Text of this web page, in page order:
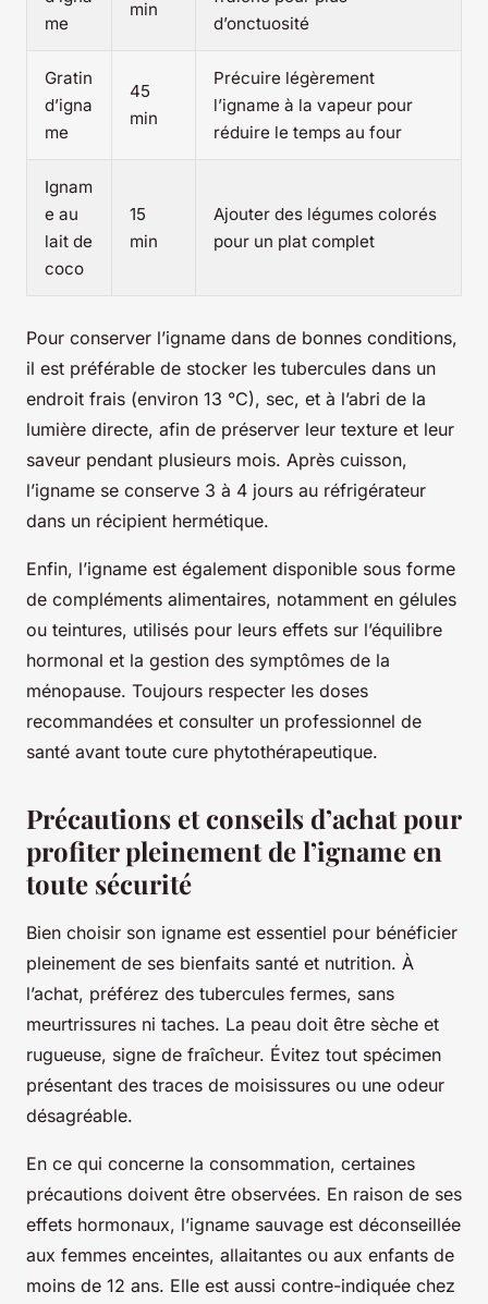
me
min
d’onctuosité
Gratin
d’igna
me
45
min
Précuire légèrement
l’igname à la vapeur pour
réduire le temps au four
Ignam
e au
lait de
coco
15
min
Ajouter des légumes colorés
pour un plat complet
Pour conserver l’igname dans de bonnes conditions,
il est préférable de stocker les tubercules dans un
endroit frais (environ 13 °C), sec, et à l’abri de la
lumière directe, afin de préserver leur texture et leur
saveur pendant plusieurs mois. Après cuisson,
l’igname se conserve 3 à 4 jours au réfrigérateur
dans un récipient hermétique.
Enfin, l’igname est également disponible sous forme
de compléments alimentaires, notamment en gélules
ou teintures, utilisés pour leurs effets sur l’équilibre
hormonal et la gestion des symptômes de la
ménopause. Toujours respecter les doses
recommandées et consulter un professionnel de
santé avant toute cure phytothérapeutique.
Précautions et conseils d’achat pour
profiter pleinement de l’igname en
toute sécurité
Bien choisir son igname est essentiel pour bénéficier
pleinement de ses bienfaits santé et nutrition. À
l’achat, préférez des tubercules fermes, sans
meurtrissures ni taches. La peau doit être sèche et
rugueuse, signe de fraîcheur. Évitez tout spécimen
présentant des traces de moisissures ou une odeur
désagréable.
En ce qui concerne la consommation, certaines
précautions doivent être observées. En raison de ses
effets hormonaux, l’igname sauvage est déconseillée
aux femmes enceintes, allaitantes ou aux enfants de
moins de 12 ans. Elle est aussi contre-indiquée chez